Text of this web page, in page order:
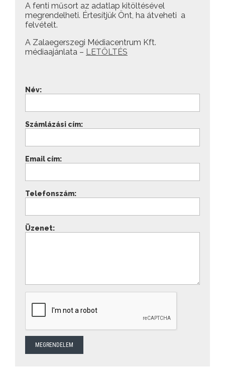
A fenti műsort az adatlap kitöltésével
megrendelheti. Értesítjük Önt, ha átveheti a
felvételt.
A Zalaegerszegi Médiacentrum Kft.
médiaajánlata – LETÖLTÉS
Név:
Számlázási cím:
Email cím:
Telefonszám:
Üzenet: